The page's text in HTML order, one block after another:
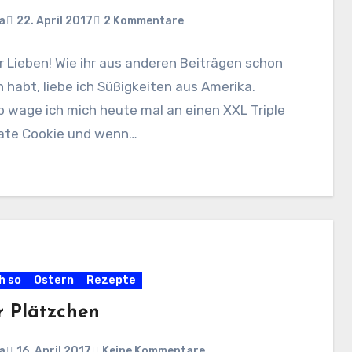
22. April 2017 2 Kommentare
Lieben! Wie ihr aus anderen Beiträgen schon
habt, liebe ich Süßigkeiten aus Amerika.
wage ich mich heute mal an einen XXL Triple
Cookie und wenn…
so Ostern Rezepte
Plätzchen